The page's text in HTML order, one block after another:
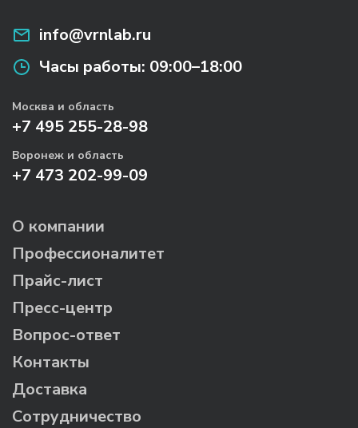
info@vrnlab.ru
Часы работы: 09:00–18:00
Москва и область
+7 495 255-28-98
Воронеж и область
+7 473 202-99-09
О компании
Профессионалитет
Прайс-лист
Пресс-центр
Вопрос-ответ
Контакты
Доставка
Сотрудничество